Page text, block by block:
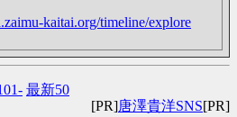
kaitai.org/timeline/explore
最新50
[PR]唐澤貴洋SNS[PR]